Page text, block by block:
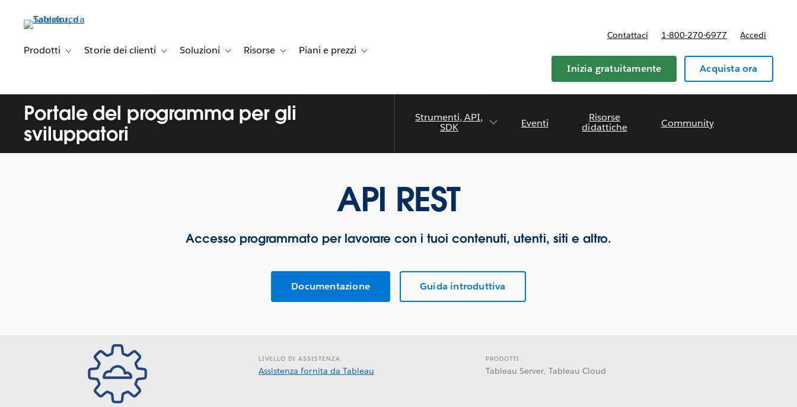
principale
Prodotti Toggle sub-navigation for Prodotti
Storie dei clienti Toggle sub-navigation for Storie dei clienti
Soluzioni Toggle sub-navigation for Soluzioni
Risorse Toggle sub-navigation for Risorse
Piani e prezzi Toggle sub-navigation for Piani e prezzi
Contattaci 1-800-270-6977 Accedi
Inizia gratuitamente Acquista ora
Portale del programma per gli
sviluppatori
Strumenti, API,
SDK
Eventi
Risorse
didattiche
Community
API REST
Accesso programmato per lavorare con i tuoi contenuti, utenti, siti e altro.
Documentazione Guida introduttiva
LIVELLO DI ASSISTENZA
Assistenza fornita da Tableau
PRODOTTI
Tableau Server, Tableau Cloud